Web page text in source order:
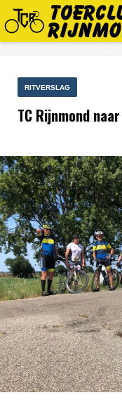
RITVERSLAG
TC Rijnmond